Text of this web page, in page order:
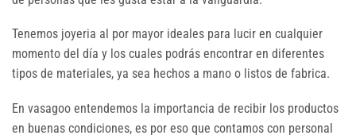
Tenemos joyeria al por mayor ideales para lucir en cualquier
momento del día y los cuales podrás encontrar en diferentes
tipos de materiales, ya sea hechos a mano o listos de fabrica.
En vasagoo entendemos la importancia de recibir los productos
en buenas condiciones, es por eso que contamos con personal